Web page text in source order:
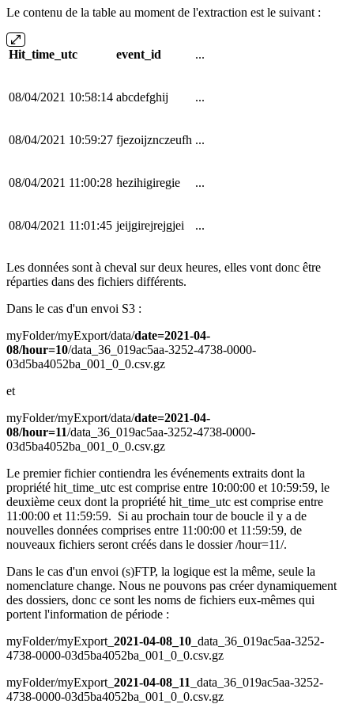
Le contenu de la table au moment de l'extraction est le suivant :
Hit_time_utc event_id ...
08/04/2021 10:58:14 abcdefghij ...
08/04/2021 10:59:27 fjezoijznczeufh ...
08/04/2021 11:00:28 hezihigiregie ...
08/04/2021 11:01:45 jeijgirejrejgjei ...
Les données sont à cheval sur deux heures, elles vont donc être
réparties dans des fichiers différents.
Dans le cas d'un envoi S3 :
myFolder/myExport/data/date=2021-04-
08/hour=10/data_36_019ac5aa-3252-4738-0000-
03d5ba4052ba_001_0_0.csv.gz
et
myFolder/myExport/data/date=2021-04-
08/hour=11/data_36_019ac5aa-3252-4738-0000-
03d5ba4052ba_001_0_0.csv.gz
Le premier fichier contiendra les événements extraits dont la
propriété hit_time_utc est comprise entre 10:00:00 et 10:59:59, le
deuxième ceux dont la propriété hit_time_utc est comprise entre
11:00:00 et 11:59:59. Si au prochain tour de boucle il y a de
nouvelles données comprises entre 11:00:00 et 11:59:59, de
nouveaux fichiers seront créés dans le dossier /hour=11/.
Dans le cas d'un envoi (s)FTP, la logique est la même, seule la
nomenclature change. Nous ne pouvons pas créer dynamiquement
des dossiers, donc ce sont les noms de fichiers eux-mêmes qui
portent l'information de période :
myFolder/myExport_ 2021-04-08_10 _data_36_019ac5aa-3252-
4738-0000-03d5ba4052ba_001_0_0.csv.gz
myFolder/myExport_ 2021-04-08_11 _data_36_019ac5aa-3252-
4738-0000-03d5ba4052ba_001_0_0.csv.gz